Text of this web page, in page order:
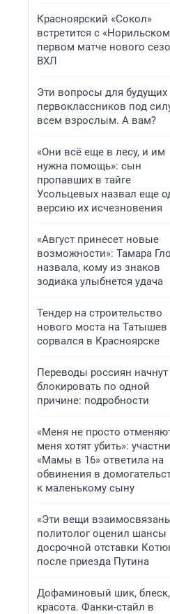
Красноярский «Сокол»
встретится с
первом матче нового
ВХЛ
Эти вопросы для будущих
первоклассников под
всем взрослым. А вам?
«Они всё еще в лесу, и им
нужна помощь»: сын
пропавших в тайге
Усольцевых назвал еще
версию их исчезновения
«Август принесет новые
возможности»: Тамара
назвала, кому из знаков
зодиака улыбнется удача
Тендер на строительство
нового моста на Татышев
сорвался в Красноярске
Переводы россиян начнут
блокировать по одной
причине: подробности
«Меня не просто
меня хотят убить»:
«Мамы в 16» ответила на
обвинения в
к маленькому сыну
«Эти вещи
политолог оценил шансы
досрочной отставки
после приезда Путина
Дофаминовый шик, блеск,
красота. Фанки-стайл в